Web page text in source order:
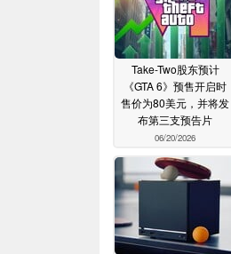
Take-Two股东预计
《GTA 6》预售开启时
售价为80美元，并将发
布第三支预告片
06/20/2026